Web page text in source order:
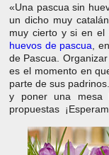
«Una pascua sin
un dicho muy
muy cierto y si en el
huevos de pascua ,
de Pascua.
es el momento en
parte de sus
y poner una mesa
propuestas